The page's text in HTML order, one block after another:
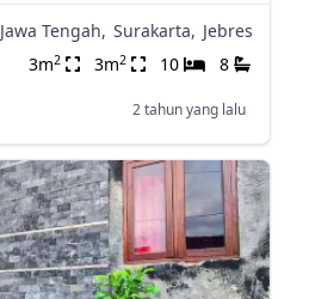
Jawa Tengah, Surakarta, Jebres
3m2 3m2 10 8
2 tahun yang lalu